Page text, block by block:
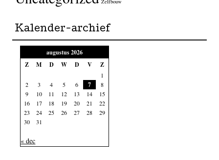
Zelfbouw
Kalender-archief
augustus 2026
Z
M D W D V Z
1
2
3 4 5 6 7
8
9
10 11 12 13 14
15
16
17 18 19 20 21
22
23
24 25 26 27 28
29
30
31
« dec